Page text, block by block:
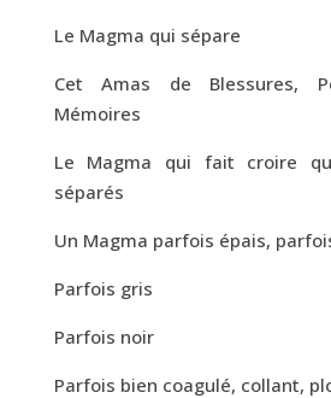
Le Magma qui sépare
Cet Amas de Blessures,
Mémoires
Le Magma qui fait croire
séparés
Un Magma parfois épais,
Parfois gris
Parfois noir
Parfois bien coagulé, collant,